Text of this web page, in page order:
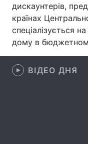
Здоров'я
Цікавинки
Лонгріди
дискаунтерів,
країнах
спеціалізується
дому в
ВІДЕО ДНЯ